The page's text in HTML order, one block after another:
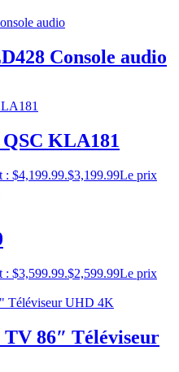
Console audio
QSC KLA181
: $4,199.99.$3,199.99Le prix
: $3,599.99.$2,599.99Le prix
86″ Téléviseur